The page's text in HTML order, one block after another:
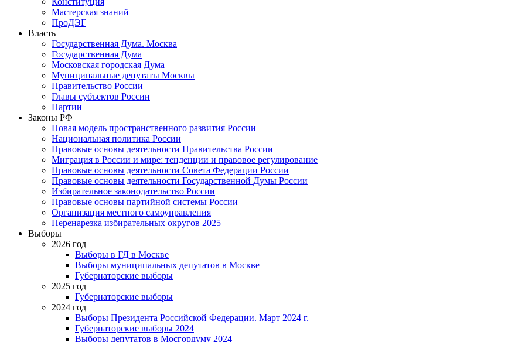
Мастерская знаний
ПроДЭГ
Власть
Государственная Дума. Москва
Государственная Дума
Московская городская Дума
Муниципальные депутаты Москвы
Правительство России
Главы субъектов России
Партии
Законы РФ
Новая модель пространственного развития России
Национальная политика России
Правовые основы деятельности Правительства России
Миграция в России и мире: тенденции и правовое регулирование
Правовые основы деятельности Совета Федерации России
Правовые основы деятельности Государственной Думы России
Избирательное законодательство России
Правовые основы партийной системы России
Организация местного самоуправления
Перенарезка избирательных округов 2025
Выборы
2026 год
Выборы в ГД в Москве
Выборы муниципальных депутатов в Москве
Губернаторские выборы
2025 год
Губернаторские выборы
2024 год
Выборы Президента Российской Федерации. Март 2024 г.
Губернаторские выборы 2024
Выборы депутатов в Мосгордуму 2024